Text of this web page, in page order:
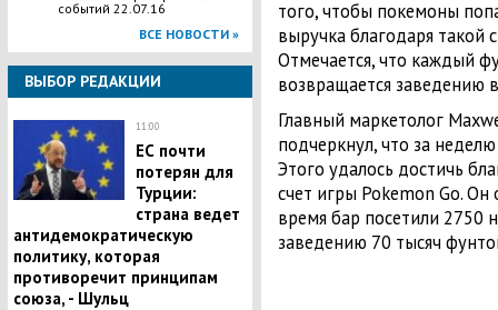
событий 22.07.16
ВСЕ НОВОСТИ »
ВЫБОР РЕДАКЦИИ
11:00
ЕС почти
потерян для
Турции:
страна ведет
антидемократическую
политику, которая
противоречит принципам
союза, - Шульц
того, чтобы покемоны
выручка благодаря такой
Отмечается, что каждый
возвращается заведению
Главный маркетолог
подчеркнул, что за
Этого удалось достичь
счет игры Pokemon Go.
время бар посетили 2750
заведению 70 тысяч